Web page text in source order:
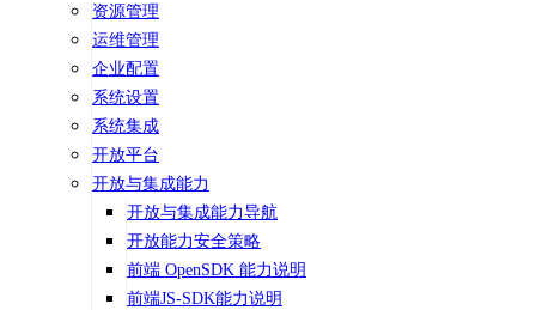
资源管理
运维管理
企业配置
系统设置
系统集成
开放平台
开放与集成能力
开放与集成能力导航
开放能力安全策略
前端 OpenSDK 能力说明
前端JS-SDK能力说明